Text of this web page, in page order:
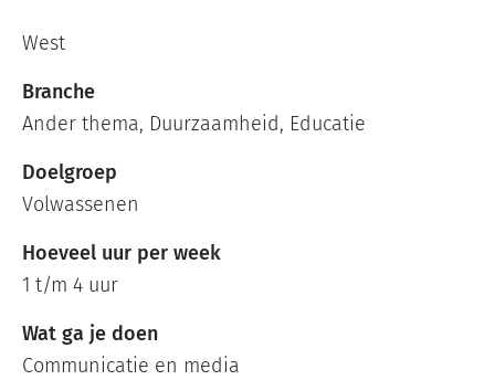
West
Branche
Ander thema, Duurzaamheid, Educatie
Doelgroep
Volwassenen
Hoeveel uur per week
1 t/m 4 uur
Wat ga je doen
Communicatie en media